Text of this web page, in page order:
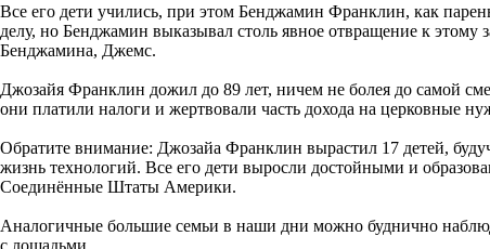
Все его дети учились, при этом Бенджамин Франклин, как
делу, но Бенджамин выказывал столь явное отвращение к этому
Бенджамина, Джемс.
Джозайя Франклин дожил до 89 лет, ничем не болея до самой
они платили налоги и жертвовали часть дохода на церковные
Обратите внимание: Джозайа Франклин вырастил 17 детей,
жизнь технологий. Все его дети выросли достойными и
Соединённые Штаты Америки.
Аналогичные большие семьи в наши дни можно буднично
с лошадьми.